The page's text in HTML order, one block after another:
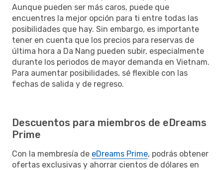
Aunque pueden ser más caros, puede que
encuentres la mejor opción para ti entre todas las
posibilidades que hay. Sin embargo, es importante
tener en cuenta que los precios para reservas de
última hora a Da Nang pueden subir, especialmente
durante los periodos de mayor demanda en Vietnam.
Para aumentar posibilidades, sé flexible con las
fechas de salida y de regreso.
Descuentos para miembros de eDreams
Prime
Con la membresía de eDreams Prime, podrás obtener
ofertas exclusivas y ahorrar cientos de dólares en